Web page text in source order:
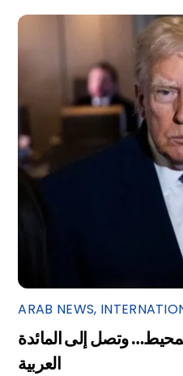
ARAB NEWS,
وتصل إلى المائدة
العربية